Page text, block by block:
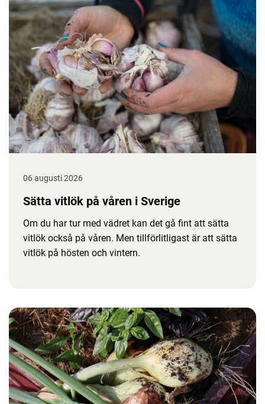
06 augusti 2026
Sätta vitlök på våren i Sverige
Om du har tur med vädret kan det gå fint att sätta
vitlök också på våren. Men tillförlitligast är att sätta
vitlök på hösten och vintern.